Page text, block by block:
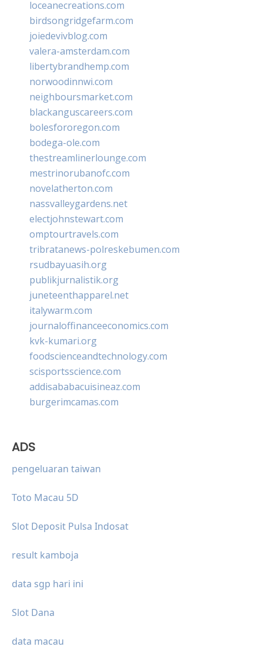
loceanecreations.com
birdsongridgefarm.com
joiedevivblog.com
valera-amsterdam.com
libertybrandhemp.com
norwoodinnwi.com
neighboursmarket.com
blackanguscareers.com
bolesfororegon.com
bodega-ole.com
thestreamlinerlounge.com
mestrinorubanofc.com
novelatherton.com
nassvalleygardens.net
electjohnstewart.com
omptourtravels.com
tribratanews-polreskebumen.com
rsudbayuasih.org
publikjurnalistik.org
juneteenthapparel.net
italywarm.com
journaloffinanceeconomics.com
kvk-kumari.org
foodscienceandtechnology.com
scisportsscience.com
addisababacuisineaz.com
burgerimcamas.com
ADS
pengeluaran taiwan
Toto Macau 5D
Slot Deposit Pulsa Indosat
result kamboja
data sgp hari ini
Slot Dana
data macau